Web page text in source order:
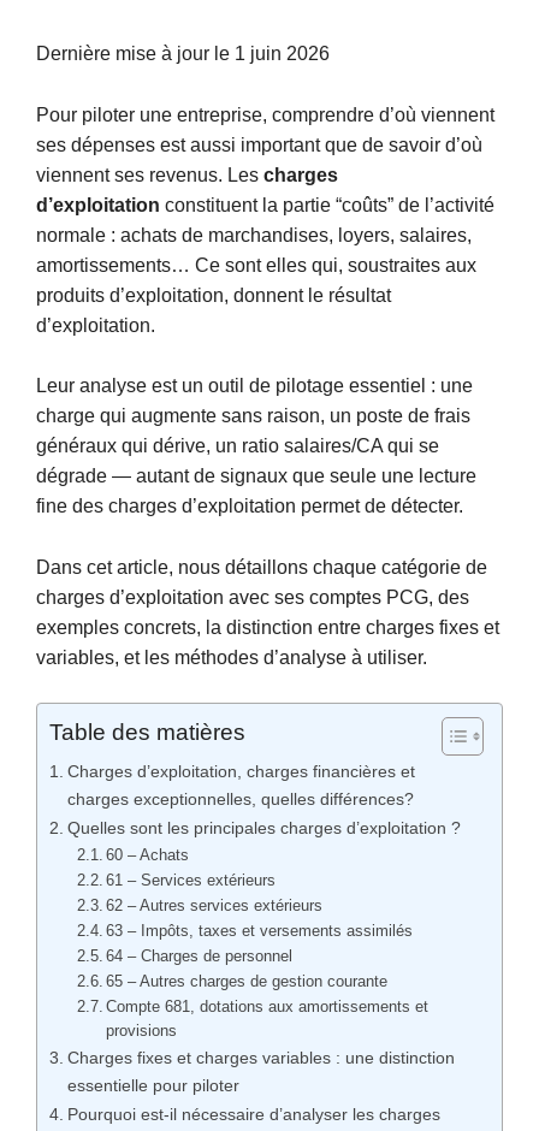
Dernière mise à jour le 1 juin 2026
Pour piloter une entreprise, comprendre d’où viennent
ses dépenses est aussi important que de savoir d’où
viennent ses revenus. Les charges
d’exploitation constituent la partie “coûts” de l’activité
normale : achats de marchandises, loyers, salaires,
amortissements… Ce sont elles qui, soustraites aux
produits d’exploitation, donnent le résultat
d’exploitation.
Leur analyse est un outil de pilotage essentiel : une
charge qui augmente sans raison, un poste de frais
généraux qui dérive, un ratio salaires/CA qui se
dégrade — autant de signaux que seule une lecture
fine des charges d’exploitation permet de détecter.
Dans cet article, nous détaillons chaque catégorie de
charges d’exploitation avec ses comptes PCG, des
exemples concrets, la distinction entre charges fixes et
variables, et les méthodes d’analyse à utiliser.
Table des matières
Charges d’exploitation, charges financières et
charges exceptionnelles, quelles différences?
Quelles sont les principales charges d’exploitation ?
60 – Achats
61 – Services extérieurs
62 – Autres services extérieurs
63 – Impôts, taxes et versements assimilés
64 – Charges de personnel
65 – Autres charges de gestion courante
Compte 681, dotations aux amortissements et
provisions
Charges fixes et charges variables : une distinction
essentielle pour piloter
Pourquoi est-il nécessaire d’analyser les charges